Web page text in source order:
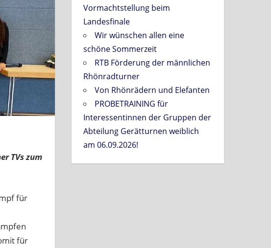
TVs zum
für
für
Vormachtstellung beim
Landesfinale
Wir wünschen allen eine
schöne Sommerzeit
RTB Förderung der männlichen
Rhönradturner
Von Rhönrädern und Elefanten
PROBETRAINING für
Interessentinnen der Gruppen der
Abteilung Gerätturnen weiblich
am 06.09.2026!